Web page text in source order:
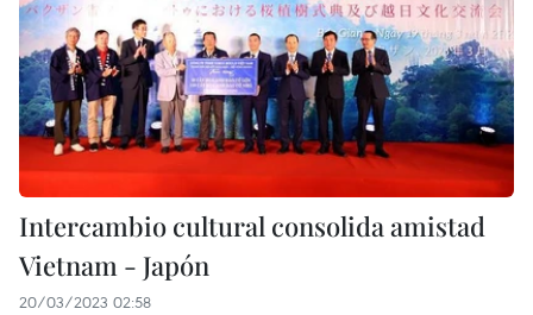
Intercambio cultural consolida amistad
Vietnam - Japón
20/03/2023 02:58